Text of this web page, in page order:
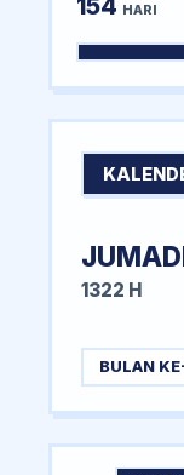
HARI
1322 H
BULAN